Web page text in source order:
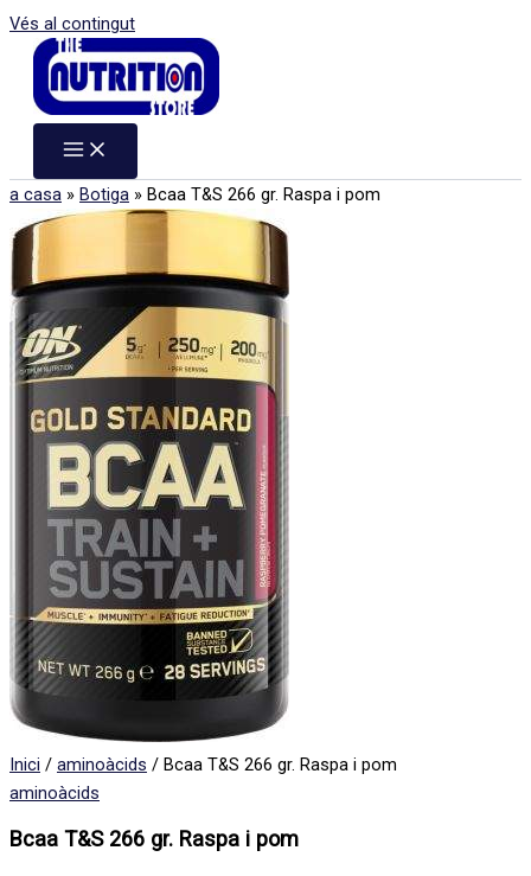
Vés al contingut
a casa » Botiga » Bcaa T&S 266 gr. Raspa i pom
Inici / aminoàcids / Bcaa T&S 266 gr. Raspa i pom
aminoàcids
Bcaa T&S 266 gr. Raspa i pom